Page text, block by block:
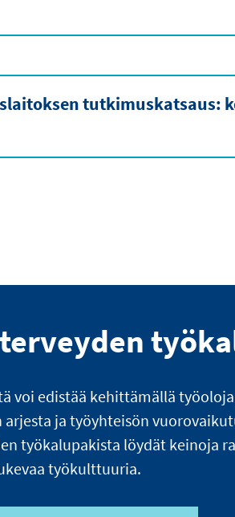
tutkimuskatsaus:
voi edistää kehittämällä
arjesta ja työyhteisön
työkalupakista löydät keinoja
työkulttuuria.